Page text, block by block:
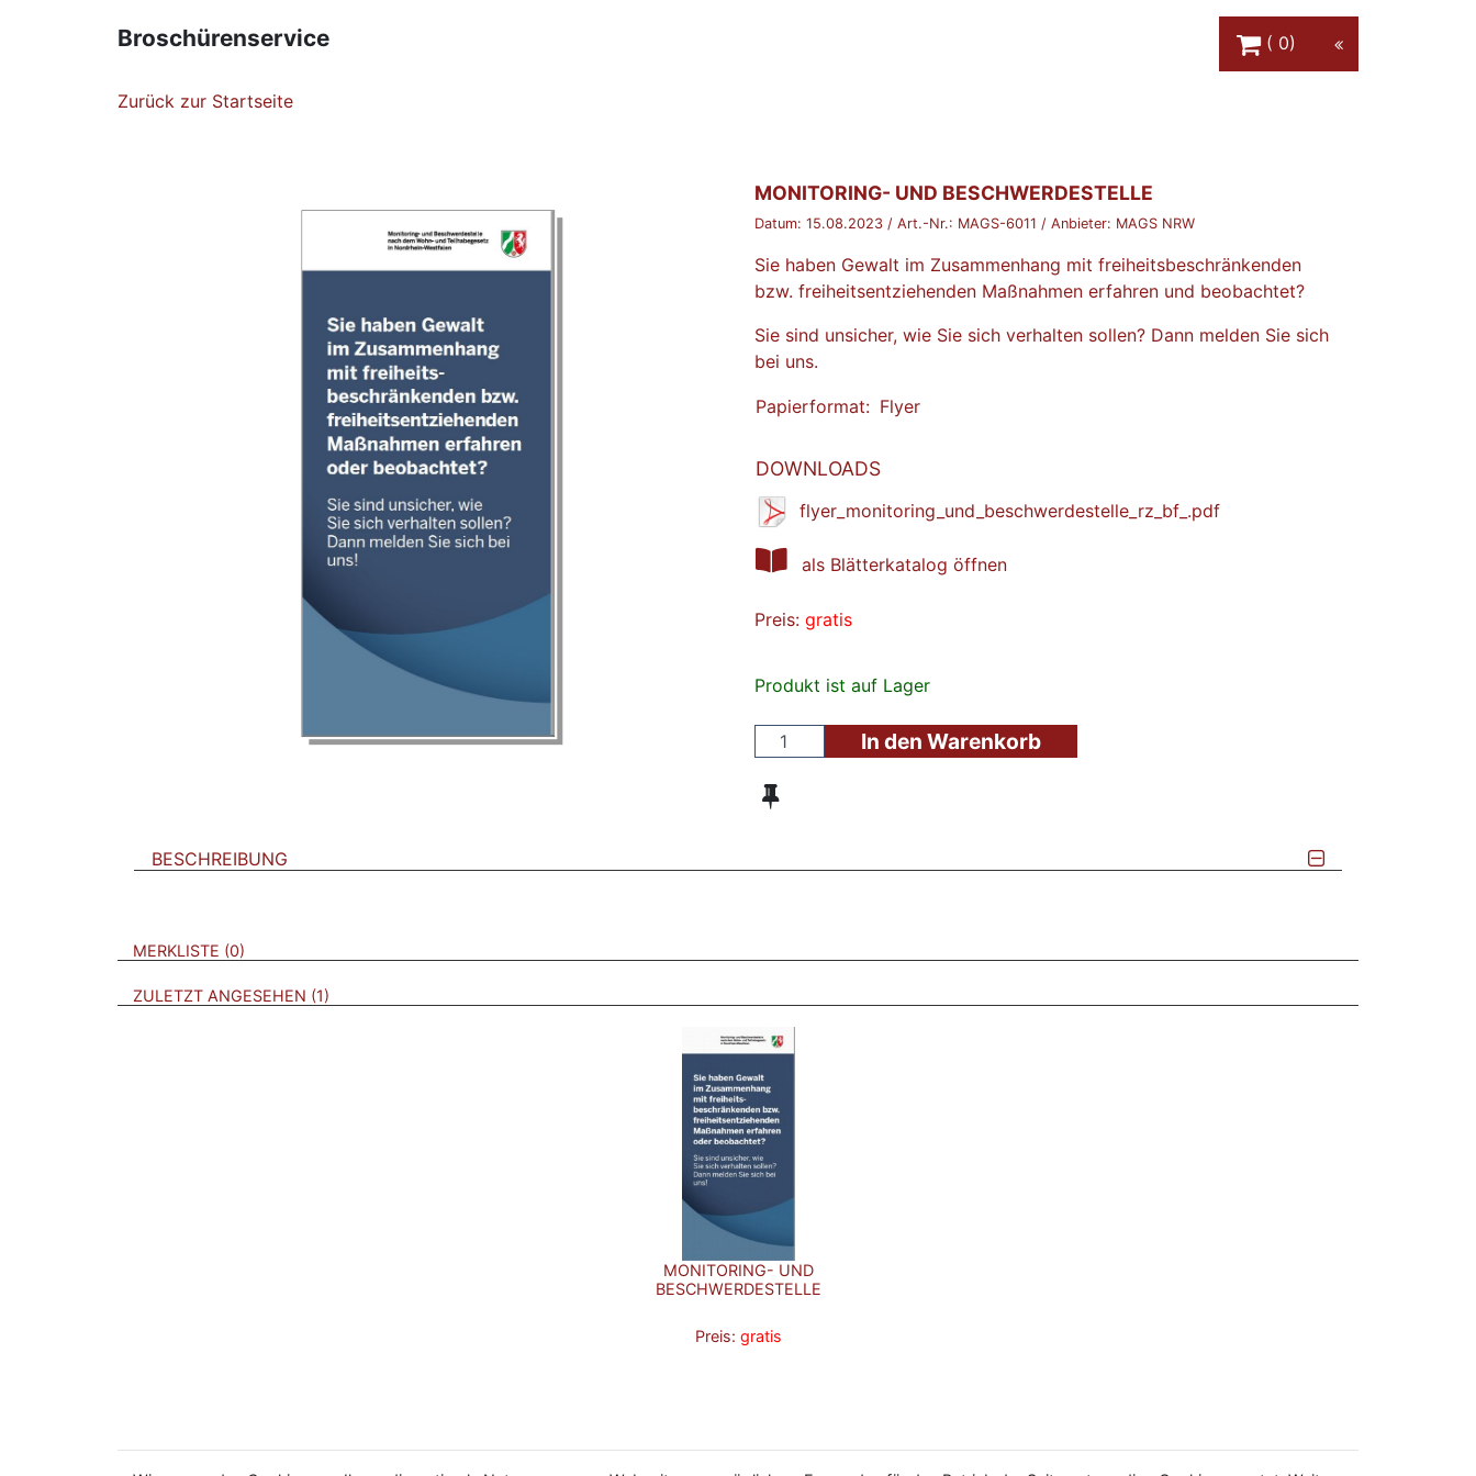
Broschürenservice
0
Zurück zur Startseite
BROSCHÜRE:
MONITORING- UND BESCHWERDESTELLE
Datum: 15.08.2023 / Art.-Nr.: MAGS-6011 / Anbieter: MAGS NRW
Sie haben Gewalt im Zusammenhang mit freiheitsbeschränkenden
bzw. freiheitsentziehenden Maßnahmen erfahren und beobachtet?
Sie sind unsicher, wie Sie sich verhalten sollen? Dann melden Sie sich
bei uns.
Papierformat: Flyer
DOWNLOADS
flyer_monitoring_und_beschwerdestelle_rz_bf_.pdf
als Blätterkatalog öffnen
Preis: gratis
Produkt ist auf Lager
In den Warenkorb
BESCHREIBUNG
VERWEISE AUF VERMERKTE- ODER ZULETZT ANGESEHENE BROSCHÜREN
MERKLISTE 0
ZULETZT ANGESEHEN 1
MONITORING- UND
BESCHWERDESTELLE
Preis: gratis